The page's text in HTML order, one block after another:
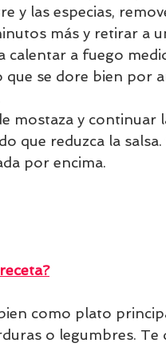
y las especias,
más y retirar a
calentar a fuego
se dore bien por
mostaza y continuar
que reduzca la
por encima.
como plato
o legumbres. Te